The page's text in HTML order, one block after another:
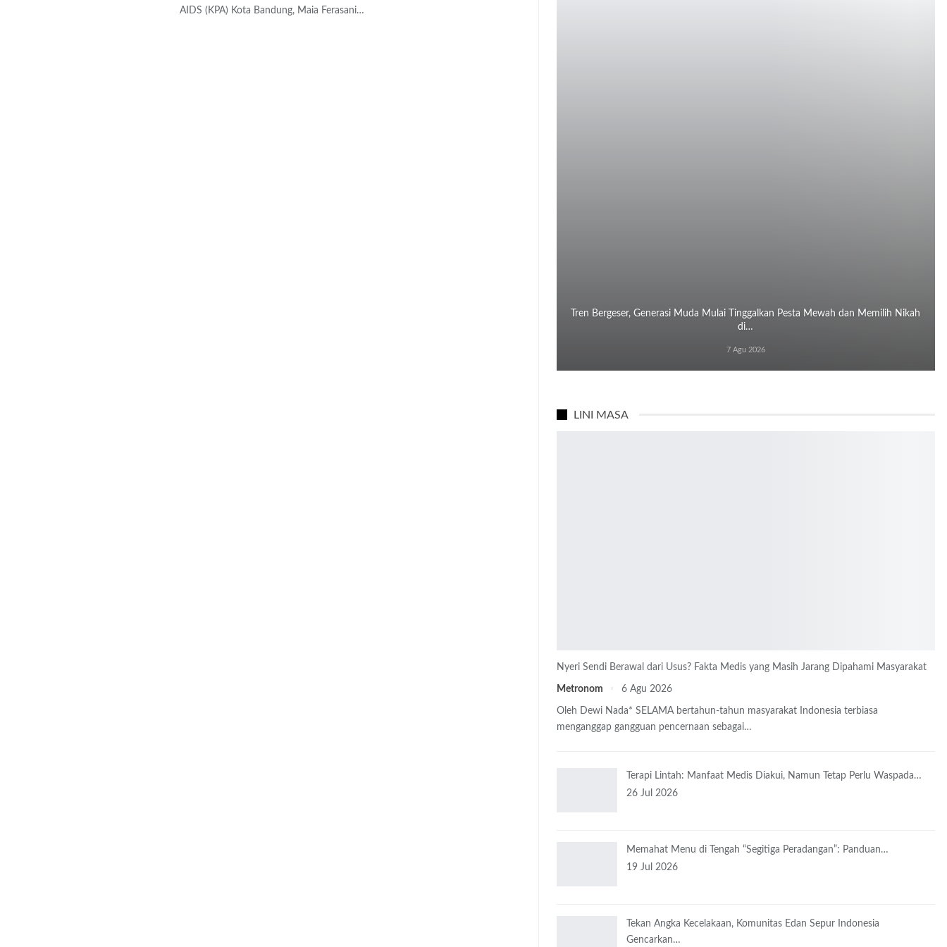
AIDS (KPA) Kota Bandung, Maia Ferasani…
Tren Bergeser, Generasi Muda Mulai Tinggalkan Pesta Mewah dan Memilih Nikah
di…
7 Agu 2026
LINI MASA
Nyeri Sendi Berawal dari Usus? Fakta Medis yang Masih Jarang Dipahami Masyarakat
Metronom 6 Agu 2026
Oleh Dewi Nada*SELAMA bertahun-tahun masyarakat Indonesia terbiasa
menganggap gangguan pencernaan sebagai…
Terapi Lintah: Manfaat Medis Diakui, Namun Tetap Perlu Waspada…
26 Jul 2026
Memahat Menu di Tengah “Segitiga Peradangan”: Panduan…
19 Jul 2026
Tekan Angka Kecelakaan, Komunitas Edan Sepur Indonesia
Gencarkan…